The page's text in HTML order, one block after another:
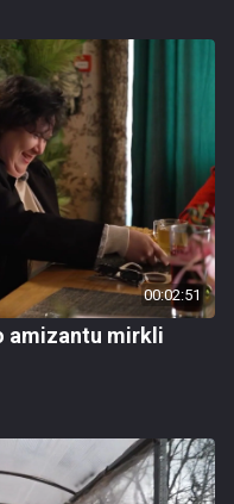
00:02:51
amizantu mirkli